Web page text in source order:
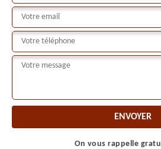
On vous rappelle